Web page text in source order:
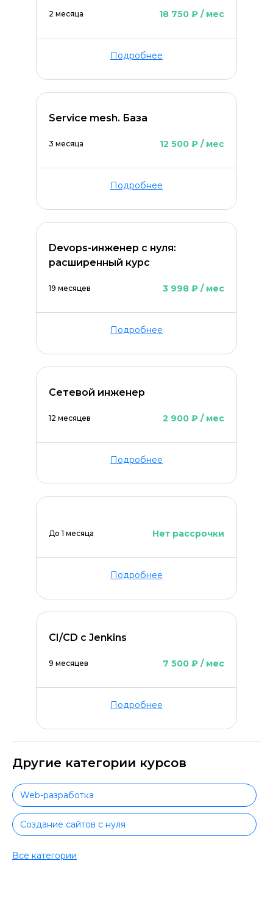
2 месяца 18 750 ₽ / мес
Подробнее
Service mesh. База
3 месяца 12 500 ₽ / мес
Подробнее
Devops-инженер с нуля:
расширенный курс
19 месяцев 3 998 ₽ / мес
Подробнее
Сетевой инженер
12 месяцев 2 900 ₽ / мес
Подробнее
До 1 месяца Нет рассрочки
Подробнее
СI/CD с Jenkins
9 месяцев 7 500 ₽ / мес
Подробнее
Другие категории курсов
Web-разработка
Создание сайтов с нуля
Python-разработка
Все категории